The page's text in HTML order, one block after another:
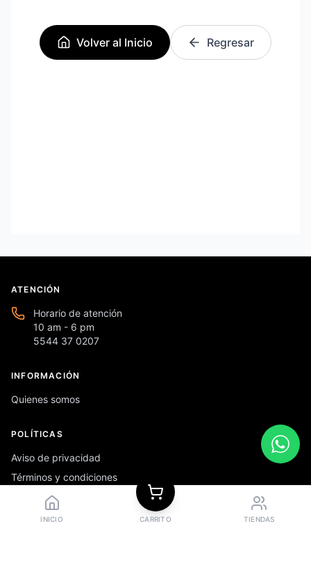
Volver al Inicio Regresar
INICIO CARRITO TIENDAS
ATENCIÓN
Horario de atención
10 am - 6 pm
5544 37 0207
INFORMACIÓN
Quienes somos
POLÍTICAS
Aviso de privacidad
Términos y condiciones
Preguntas frecuentes